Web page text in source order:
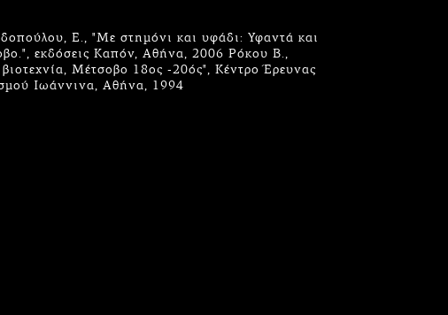
Ε., "Με στημόνι και υφάδι: Υφαντά και
εκδόσεις Καπόν, Αθήνα, 2006 Ρόκου Β.,
Μέτσοβο 18ος -20ός", Κέντρο Έρευνας
Ιωάννινα, Αθήνα, 1994